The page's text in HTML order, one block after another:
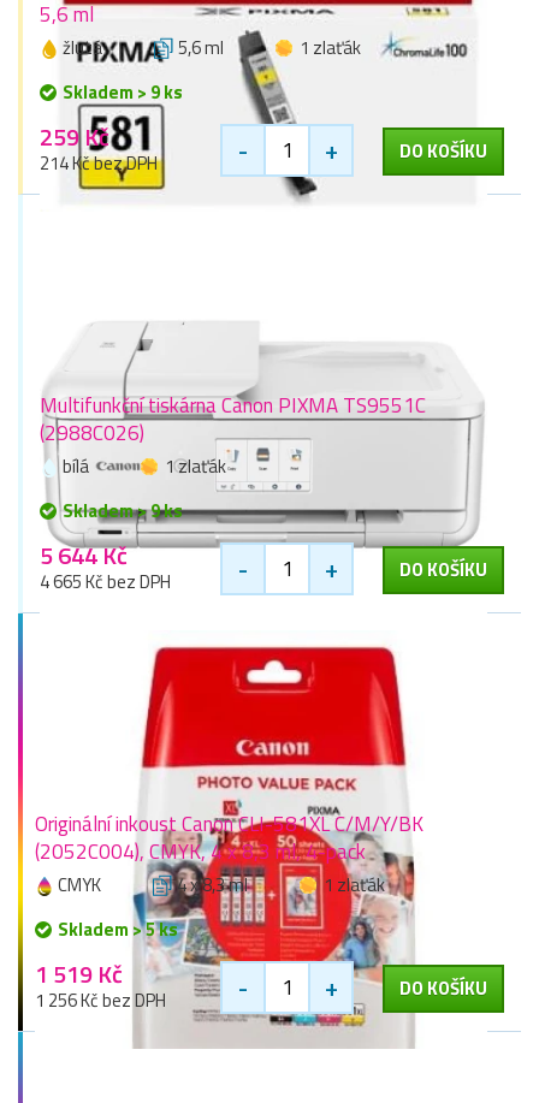
5,6 ml
žlutá 5,6 ml
1 zlaťák
Skladem > 9 ks
259 Kč
214 Kč bez DPH - + DO KOŠÍKU
Multifunkční tiskárna Canon PIXMA TS9551C
(2988C026)
bílá
1 zlaťák
Skladem > 9 ks
5 644 Kč
4 665 Kč bez DPH - + DO KOŠÍKU
Originální inkoust Canon CLI-581XL C/M/Y/BK
(2052C004), CMYK, 4 x 8,3 ml, 4-pack
CMYK 4 x 8,3 ml
1 zlaťák
Skladem > 5 ks
1 519 Kč
1 256 Kč bez DPH - + DO KOŠÍKU